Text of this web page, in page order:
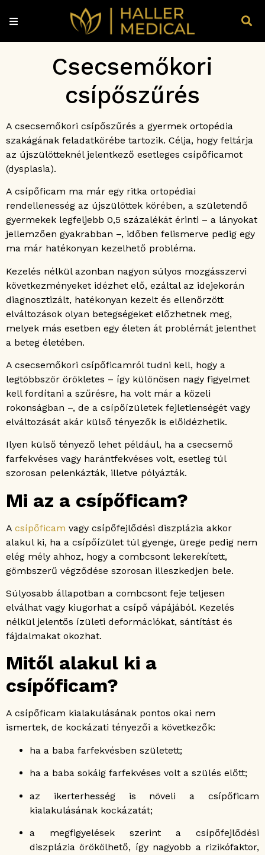
Csecsemőkori
csípőszűrés
A csecsemőkori csípőszűrés a gyermek ortopédia
szakágának feladatkörébe tartozik. Célja, hogy feltárja
az újszülötteknél jelentkező esetleges csípőficamot
(dysplasia).
A csípőficam ma már egy ritka ortopédiai
rendellenesség az újszülöttek körében, a születendő
gyermekek legfeljebb 0,5 százalékát érinti – a lányokat
jellemzően gyakrabban –, időben felismerve pedig egy
ma már hatékonyan kezelhető probléma.
Kezelés nélkül azonban nagyon súlyos mozgásszervi
következményeket idézhet elő, ezáltal az idejekorán
diagnosztizált, hatékonyan kezelt és ellenőrzött
elváltozások olyan betegségeket előzhetnek meg,
melyek más esetben egy életen át problémát jelenthet
a beteg életében.
A csecsemőkori csípőficamról tudni kell, hogy a
legtöbbször örökletes – így különösen nagy figyelmet
kell fordítani a szűrésre, ha volt már a közeli
rokonságban –, de a csípőízületek fejletlenségét vagy
elváltozását akár külső tényezők is előidézhetik.
Ilyen külső tényező lehet például, ha a csecsemő
farfekvéses vagy harántfekvéses volt, esetleg túl
szorosan pelenkázták, illetve pólyázták.
Mi az a csípőficam?
A csípőficam vagy csípőfejlődési diszplázia akkor
alakul ki, ha a csípőízület túl gyenge, ürege pedig nem
elég mély ahhoz, hogy a combcsont lekerekített,
gömbszerű végződése szorosan illeszkedjen bele.
Súlyosabb állapotban a combcsont feje teljesen
elválhat vagy kiugorhat a csípő vápájából. Kezelés
nélkül jelentős ízületi deformációkat, sántítást és
fájdalmakat okozhat.
Mitől alakul ki a
csípőficam?
A csípőficam kialakulásának pontos okai nem
ismertek, de kockázati tényezői a következők:
ha a baba farfekvésben született;
ha a baba sokáig farfekvéses volt a szülés előtt;
az ikerterhesség is növeli a csípőficam
kialakulásának kockázatát;
a megfigyelések szerint a csípőfejlődési
diszplázia örökölhető, így nagyobb a rizikófaktor,